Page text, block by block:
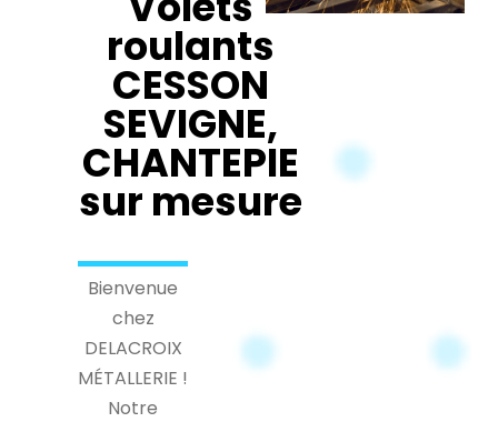
roulants
CESSON
SEVIGNE,
CHANTEPIE
sur mesure
Bienvenue
chez
DELACROIX
MÉTALLERIE !
Notre